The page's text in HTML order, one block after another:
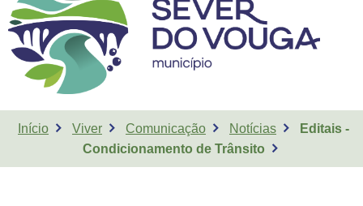
Início Viver Comunicação Notícias
Editais -
Condicionamento de Trânsito